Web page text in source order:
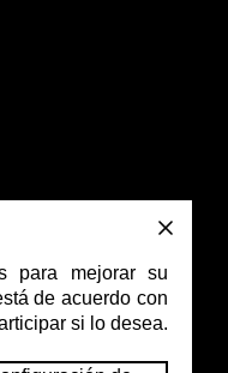
para mejorar su
de acuerdo con
si lo desea.